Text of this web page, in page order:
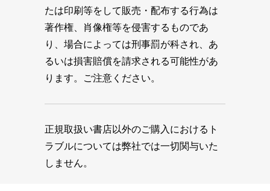
たは印刷等をして販売・配布する行為は
著作権、肖像権等を侵害するものであ
り、場合によっては刑事罰が科され、あ
るいは損害賠償を請求される可能性があ
ります。ご注意ください。
正規取扱い書店以外のご購入におけるト
ラブルについては弊社では一切関与いた
しません。